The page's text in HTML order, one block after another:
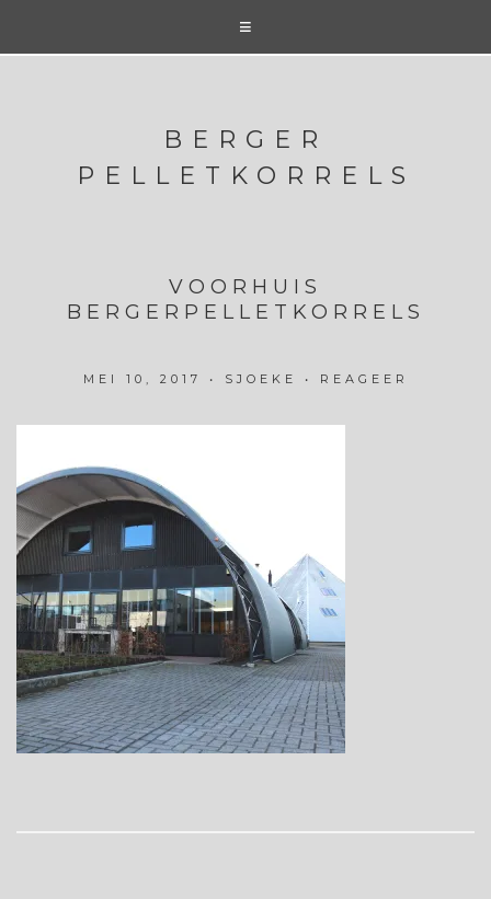
BERGER
PELLETKORRELS
VOORHUIS
BERGERPELLETKORRELS
MEI 10, 2017 • SJOEKE • REAGEER